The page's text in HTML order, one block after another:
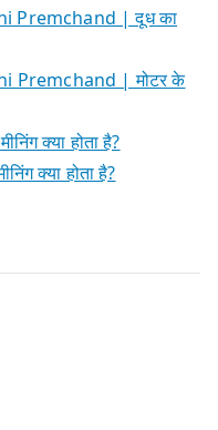
Premchand | दूध का
Premchand | मोटर के
क्या होता है?
क्या होता है?